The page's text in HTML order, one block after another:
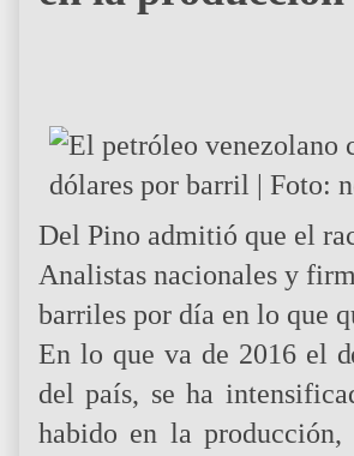
Del Pino admitió que el
Analistas nacionales y
barriles por día en lo que
En lo que va de 2016 el
del país, se ha
habido en la